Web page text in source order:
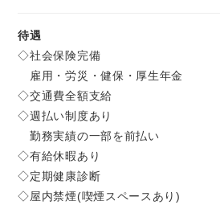
待遇
◇社会保険完備
雇用・労災・健保・厚生年金
◇交通費全額支給
◇週払い制度あり
勤務実績の一部を前払い
◇有給休暇あり
◇定期健康診断
◇屋内禁煙(喫煙スペースあり)